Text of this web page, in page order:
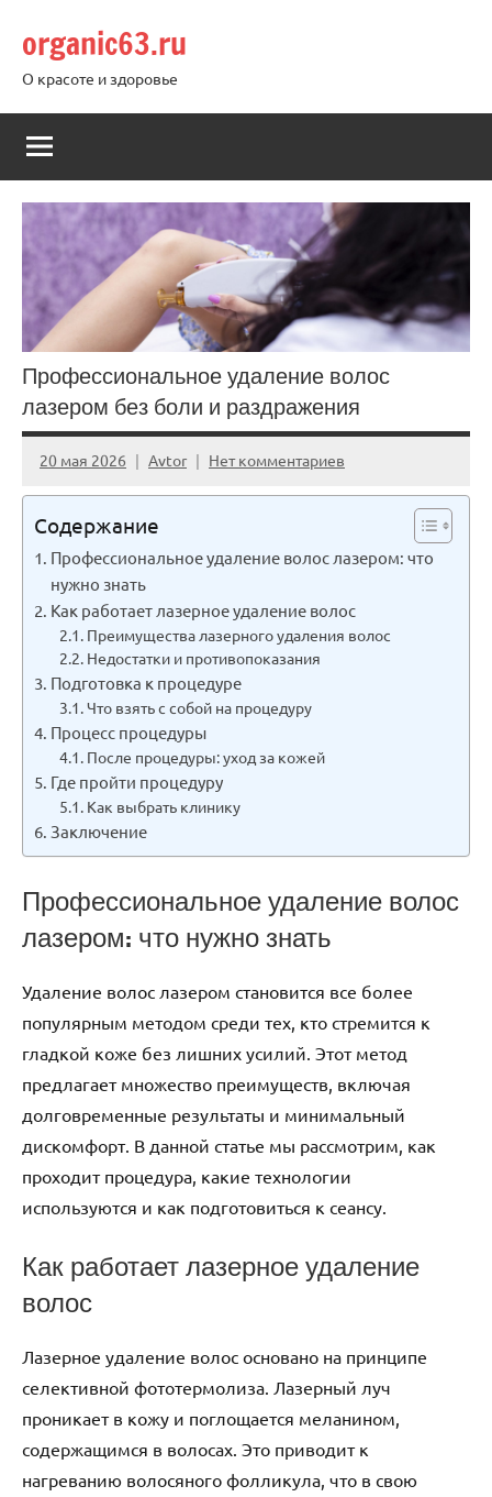
содержимому
organic63.ru
О красоте и здоровье
Профессиональное удаление волос
лазером без боли и раздражения
20 мая 2026 Avtor Нет комментариев
Содержание
Профессиональное удаление волос лазером: что
нужно знать
Как работает лазерное удаление волос
Преимущества лазерного удаления волос
Недостатки и противопоказания
Подготовка к процедуре
Что взять с собой на процедуру
Процесс процедуры
После процедуры: уход за кожей
Где пройти процедуру
Как выбрать клинику
Заключение
Профессиональное удаление волос
лазером: что нужно знать
Удаление волос лазером становится все более
популярным методом среди тех, кто стремится к
гладкой коже без лишних усилий. Этот метод
предлагает множество преимуществ, включая
долговременные результаты и минимальный
дискомфорт. В данной статье мы рассмотрим, как
проходит процедура, какие технологии
используются и как подготовиться к сеансу.
Как работает лазерное удаление
волос
Лазерное удаление волос основано на принципе
селективной фототермолиза. Лазерный луч
проникает в кожу и поглощается меланином,
содержащимся в волосах. Это приводит к
нагреванию волосяного фолликула, что в свою